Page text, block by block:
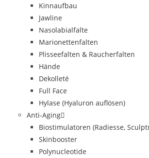
Kinnaufbau
Jawline
Nasolabialfalte
Marionettenfalten
Plisseefalten & Raucherfalten
Hände
Dekolleté
Full Face
Hylase (Hyaluron auflösen)
Anti-Aging
Biostimulatoren (Radiesse,
Skinbooster
Polynucleotide